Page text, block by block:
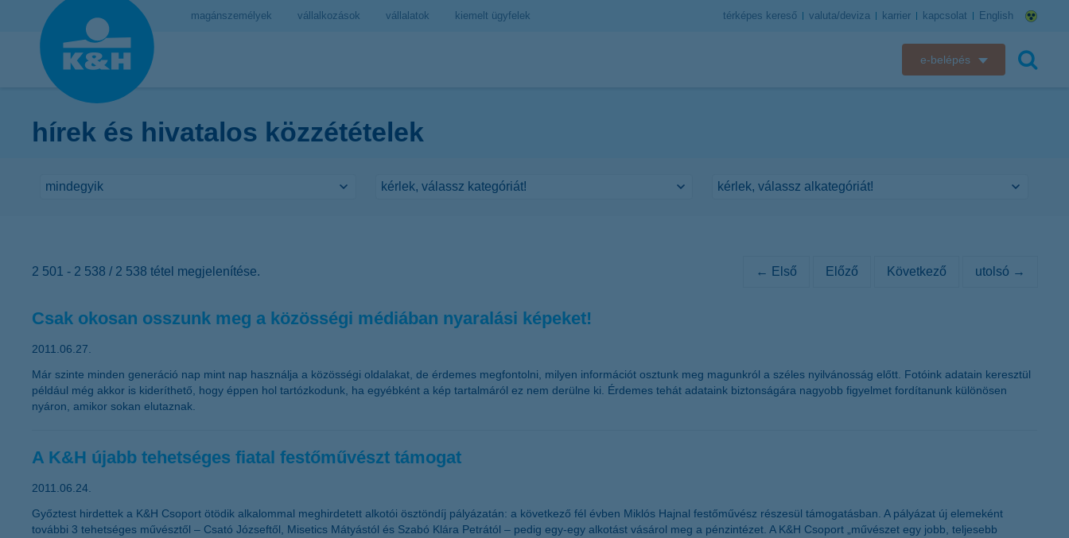
magánszemélyek vállalkozások vállalatok kiemelt ügyfelek térképes kereső valuta/deviza karrier kapcsolat English
e-belépés
K&H token megújítás
hírek és hivatalos közzétételek
2 501 - 2 538 / 2 538 tétel megjelenítése. ← Első Előző Következő utolsó →
Csak okosan osszunk meg a közösségi médiában nyaralási képeket!
2011.06.27.
Már szinte minden generáció nap mint nap használja a közösségi oldalakat, de érdemes megfontolni, milyen információt osztunk meg magunkról a széles nyilvánosság előtt. Fotóink adatain keresztül
például még akkor is kideríthető, hogy éppen hol tartózkodunk, ha egyébként a kép tartalmáról ez nem derülne ki. Érdemes tehát adataink biztonságára nagyobb figyelmet fordítanunk különösen
nyáron, amikor sokan elutaznak.
A K&H újabb tehetséges fiatal festőművészt támogat
2011.06.24.
Győztest hirdettek a K&H Csoport ötödik alkalommal meghirdetett alkotói ösztöndíj pályázatán: a következő fél évben Miklós Hajnal festőművész részesül támogatásban. A pályázat új elemeként
további 3 tehetséges művésztől – Csató Józseftől, Misetics Mátyástól és Szabó Klára Petrától – pedig egy-egy alkotást vásárol meg a pénzintézet. A K&H Csoport „művészet egy jobb, teljesebb